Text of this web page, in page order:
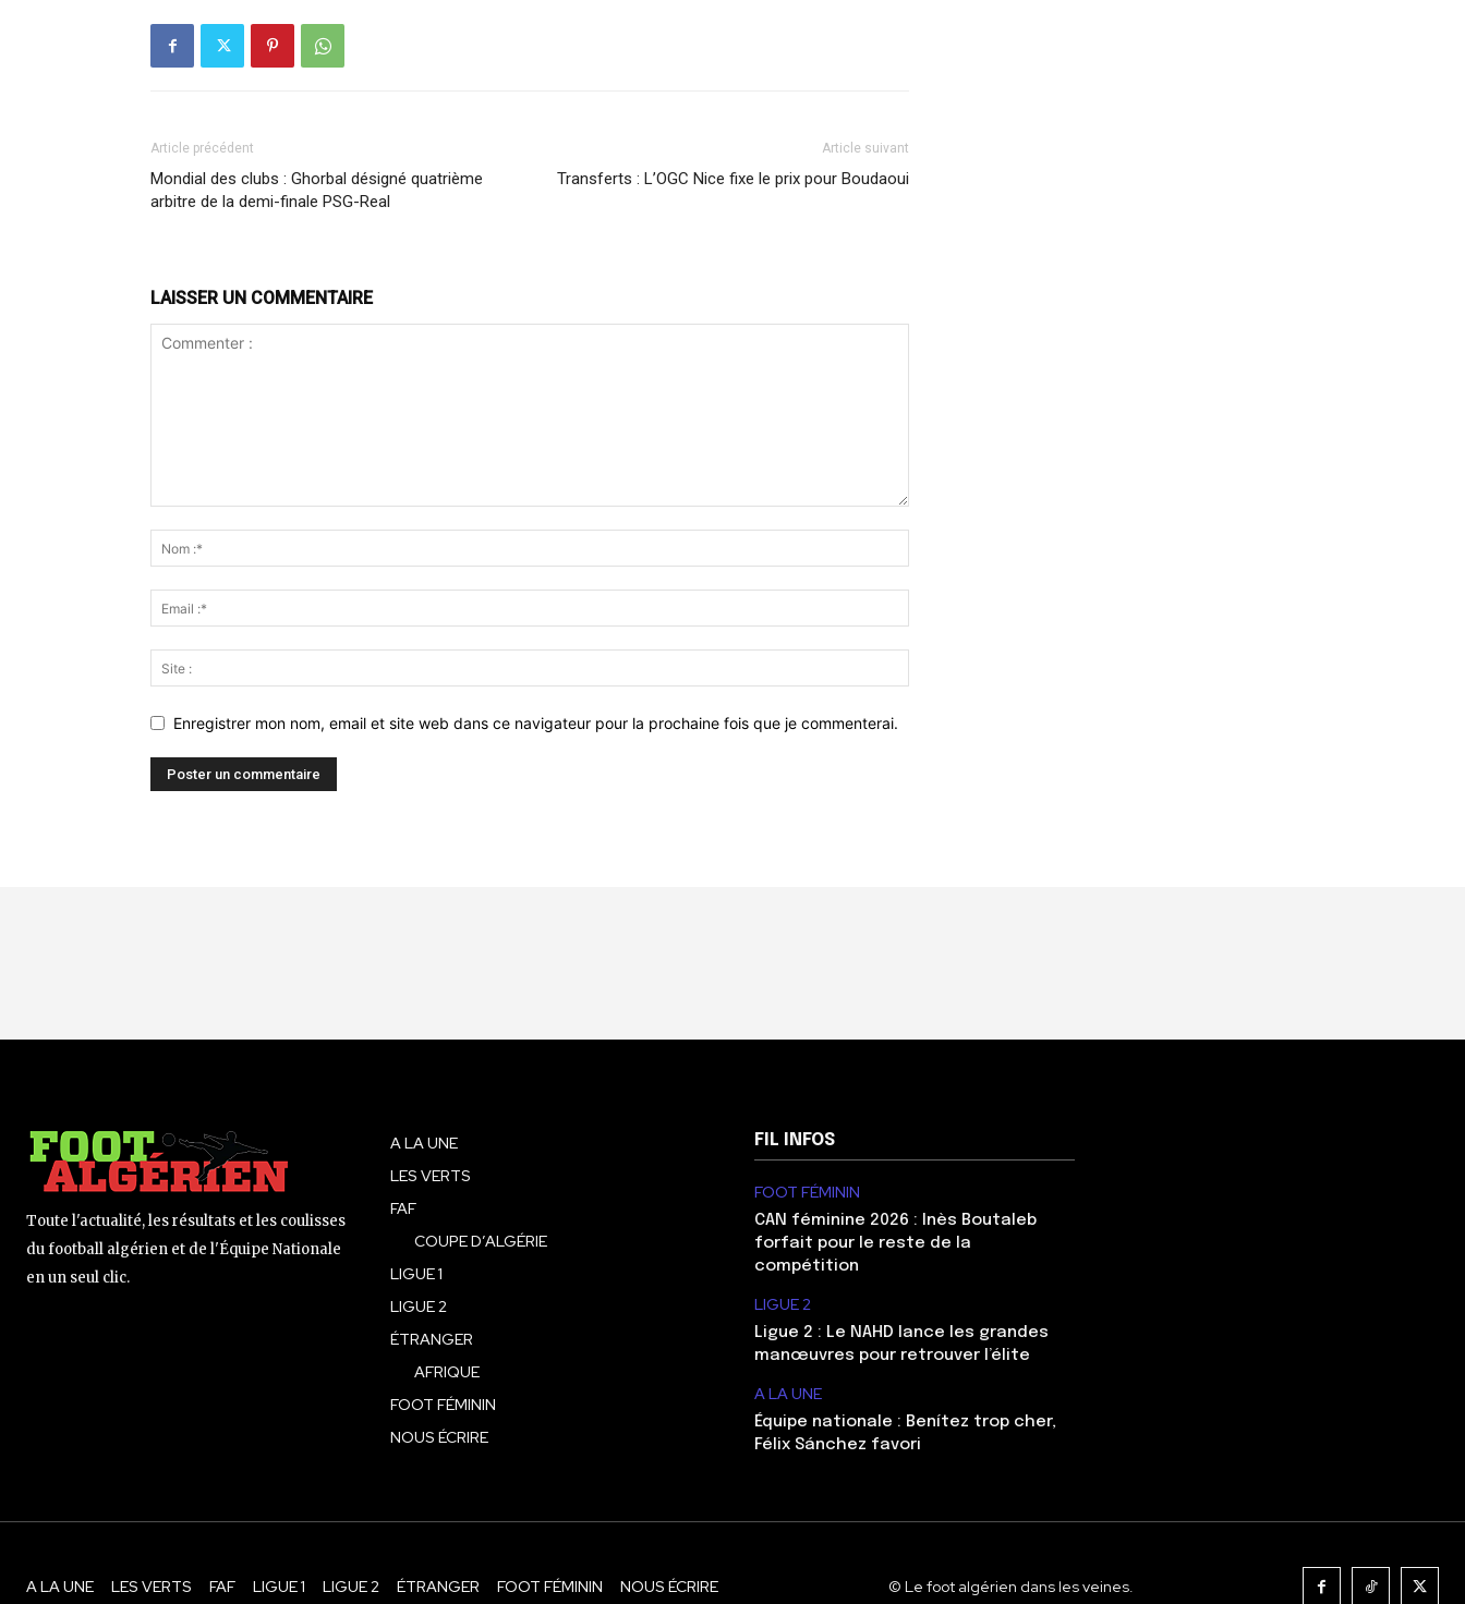
Article précédent
Mondial des clubs : Ghorbal désigné quatrième
arbitre de la demi-finale PSG-Real
Article suivant
Transferts : L’OGC Nice fixe le prix pour Boudaoui
LAISSER UN COMMENTAIRE
Enregistrer mon nom, email et site web dans ce navigateur pour la prochaine fois que je commenterai.
Toute l'actualité, les résultats et les coulisses
du football algérien et de l'Équipe Nationale
en un seul clic.
A LA UNE
LES VERTS
FAF
COUPE D’ALGÉRIE
LIGUE 1
LIGUE 2
ÉTRANGER
AFRIQUE
FOOT FÉMININ
NOUS ÉCRIRE
FIL INFOS
FOOT FÉMININ
CAN féminine 2026 : Inès Boutaleb
forfait pour le reste de la
compétition
LIGUE 2
Ligue 2 : Le NAHD lance les grandes
manœuvres pour retrouver l’élite
A LA UNE
Équipe nationale : Benítez trop cher,
Félix Sánchez favori
A LA UNE LES VERTS FAF LIGUE 1 LIGUE 2 ÉTRANGER FOOT FÉMININ NOUS ÉCRIRE © Le foot algérien dans les veines.